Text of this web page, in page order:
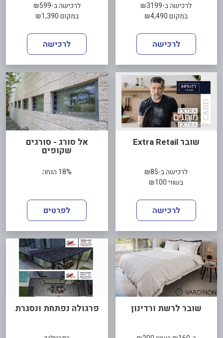
לרכישה ב-₪3199
במקום ₪4,490
לרכישה
לרכישה ב-₪599
במקום ₪1,390
לרכישה
שובר Extra Retail
לרכישה ב-₪85
בשווי ₪100
לרכישה
אל סורג - סורגים
שקופים
18% הנחה
לפרטים
שובר לרשת ורדינון פרגולה נפתחת ונסגרת